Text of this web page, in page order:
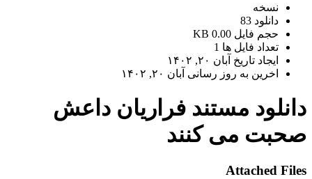
نسخه
دانلود 83
حجم فایل 0.00 KB
تعداد فایل ها 1
ایجاد تاریخ آبان ۲۰, ۱۴۰۲
اخرین به روز رسانی آبان ۲۰, ۱۴۰۲
دانلود مستند فراریان داعش
صحبت می کنند
Attached Files